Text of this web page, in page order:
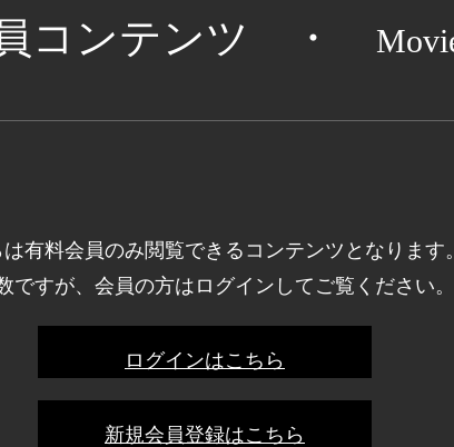
コンテンツ ・
は有料会員のみ閲覧できるコンテンツとなります
ですが、会員の方はログインしてご覧ください。
ログインはこちら
新規会員登録はこちら